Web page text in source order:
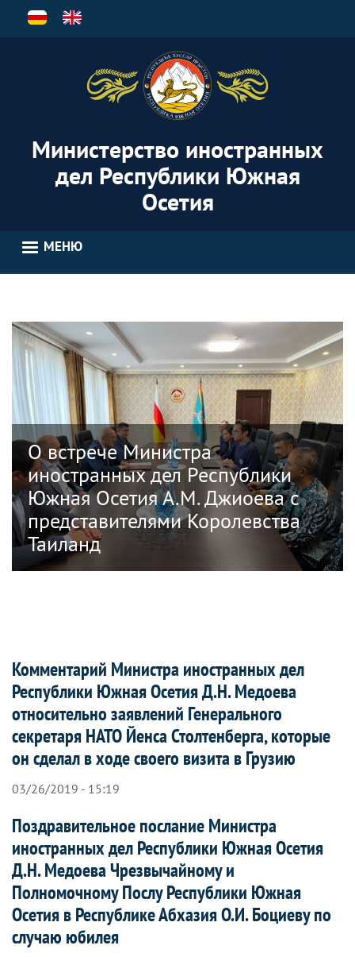
Перейти
Министерство иностранных
дел Республики Южная
Осетия
МЕНЮ
О встрече Министра
иностранных дел Республики
Южная Осетия А.М. Джиоева с
представителями Королевства
Таиланд
Комментарий Министра иностранных дел
Республики Южная Осетия Д.Н. Медоева
относительно заявлений Генерального
секретаря НАТО Йенса Столтенберга, которые
он сделал в ходе своего визита в Грузию
03/26/2019 - 15:19
Поздравительное послание Министра
иностранных дел Республики Южная Осетия
Д.Н. Медоева Чрезвычайному и
Полномочному Послу Республики Южная
Осетия в Республике Абхазия О.И. Боциеву по
случаю юбилея